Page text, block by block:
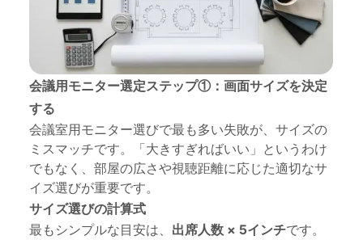
会議用モニター選定ステップ①：画面サイズを決定
する
会議室用モニター選びで最も多い失敗が、サイズの
ミスマッチです。「大きすぎればいい」というわけ
でもなく、部屋の広さや視聴距離に応じた適切なサ
イズ選びが重要です。
サイズ選びの計算式
最もシンプルな目安は、 出席人数 × 5インチです。